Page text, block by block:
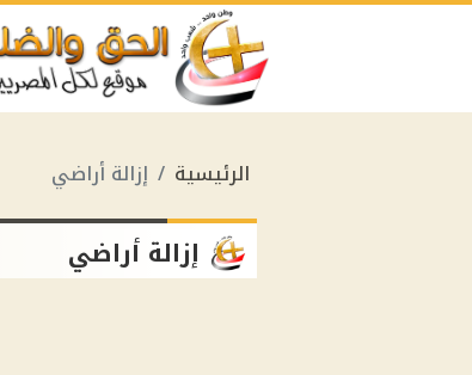
الرئيسية إزالة أراضي
إزالة أراضي